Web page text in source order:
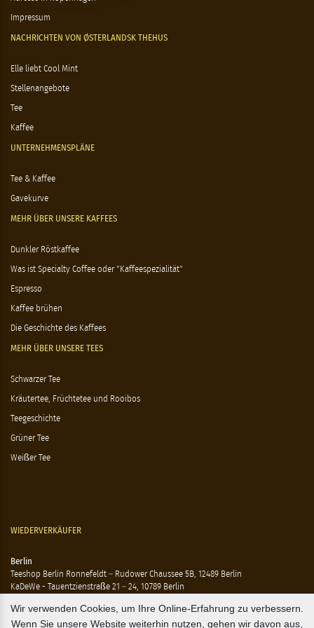
Impressum
NACHRICHTEN VON ØSTERLANDSK THEHUS
Elle liebt Cool Mint
Stellenangebote
Tee
Kaffee
UNTERNEHMENSPLÄNE
Tee & Kaffee
Gavekurve
MEHR ÜBER UNSERE KAFFEES
Dunkler Röstkaffee
Was ist Specialty Coffee oder "Kaffeespezialität"
Espresso
Kaffee brühen
Die Geschichte des Kaffees
MEHR ÜBER UNSERE TEES
Schwarzer Tee
Kräutertee, Früchtetee und Rooibos
Teegeschichte
Grüner Tee
Weißer Tee
WIEDERVERKÄUFER
Berlin
Teeshop Berlin Ronnefeldt – Rudower Chaussee 5B, 12489 Berlin
KaDeWe - Tauentzienstraße 21 – 24, 10789 Berlin
Ting - Rykestraße 41, 10405 Berlin
Wir verwenden Cookies, um Ihre Online-Erfahrung zu verbessern.
Wenn Sie unsere Website weiterhin nutzen, gehen wir davon aus,